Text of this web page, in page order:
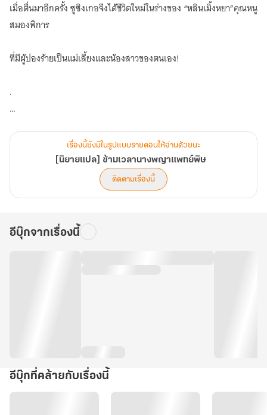
เมื่อตื่นมาอีกครั้ง ซูซิงเกอจึงได้ชีวิตใหม่ในร่างของ “หลินเมิ้งหยา”คุณหนู
สมองพิการ
ที่มีผู้ปองร้ายเป็นแม่เลี้ยงและน้องสาวของตนเอง!
.
แสนเย็นชา
ที่ต้องแต่งงานทางการเมืองกับนาง โดยที่เขาก็ไม่ได้เต็มใจ
ช่างเป็นการเกิดใหม่ ที่แสนวิเศษจริงๆ! เอาล่ะ! จะปล่อยให้เป็นไปแบบนี้
.
เรื่องนี้ยังมีในรูปแบบรายตอนให้อ่านด้วยนะ
[นิยายแปล] ข้ามเวลานางพญาแพทย์พิษ
ติดตามเรื่องนี้
อีบุ๊กจากเรื่องนี้
อีบุ๊กที่คล้ายกับเรื่องนี้